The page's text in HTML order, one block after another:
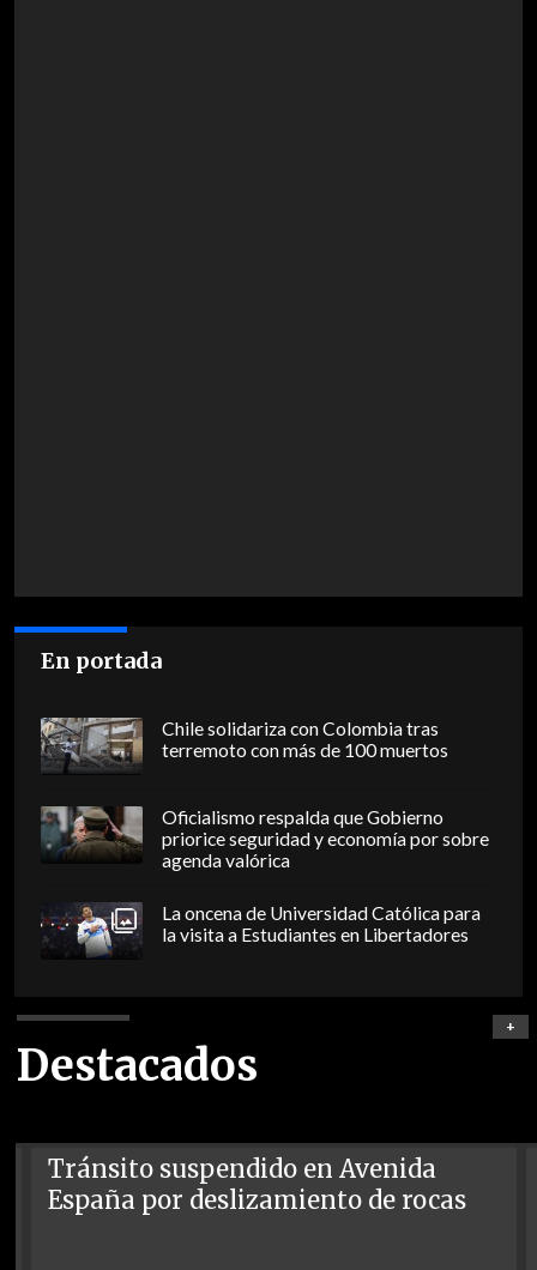
En portada
Chile solidariza con Colombia tras
terremoto con más de 100 muertos
Oficialismo respalda que Gobierno
priorice seguridad y economía por sobre
agenda valórica
La oncena de Universidad Católica para
la visita a Estudiantes en Libertadores
Destacados
+
Tránsito suspendido en Avenida
España por deslizamiento de rocas